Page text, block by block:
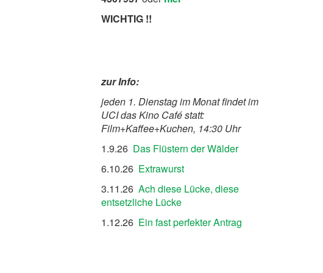
WICHTIG !!
zur Info:
jeden 1. Dienstag im Monat findet im
UCI das Kino Café statt:
Film+Kaffee+Kuchen, 14:30 Uhr
1.9.26 Das Flüstern der Wälder
6.10.26 Extrawurst
3.11.26 Ach diese Lücke, diese
entsetzliche Lücke
1.12.26 Ein fast perfekter Antrag